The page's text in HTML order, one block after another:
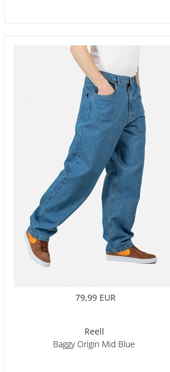
79,99 EUR
Reell
Baggy Origin Mid Blue